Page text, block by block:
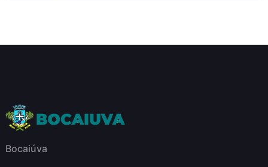
Bocaiúva